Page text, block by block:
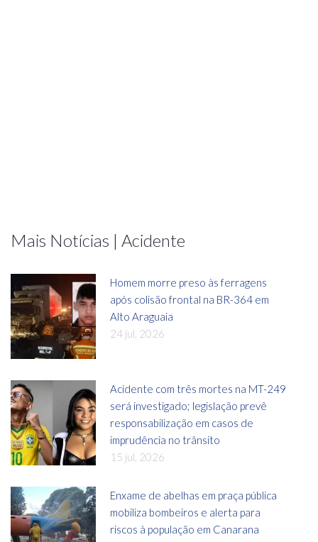
Mais Notícias | Acidente
Homem morre preso às ferragens
após colisão frontal na BR-364 em
Alto Araguaia
24 jul, 2026
Acidente com três mortes na MT-249
será investigado; legislação prevê
responsabilização em casos de
imprudência no trânsito
15 jul, 2026
Enxame de abelhas em praça pública
mobiliza bombeiros e alerta para
riscos à população em Canarana